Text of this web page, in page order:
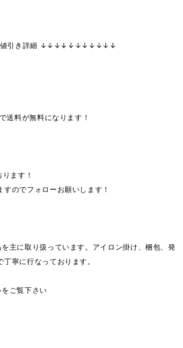
き詳細 ↓↓↓↓↓↓↓↓↓↓↓
送料が無料になります！
ます！
のでフォローお願いします！
主に取り扱っています。アイロン掛け、梱包、発
寧に行なっております。
ご覧下さい